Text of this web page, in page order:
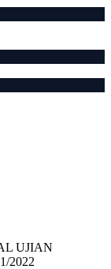
UJIAN
2022